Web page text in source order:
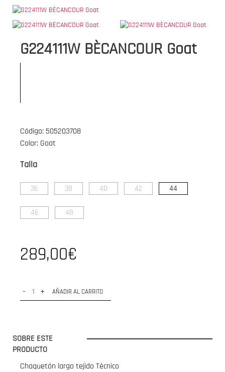
G224111W BÈCANCOUR Goat
Código: 505203708
Color: Goat
Talla
36 38 40 42 44
46 48
289,00€
- + AÑADIR AL CARRITO
SOBRE ESTE
PRODUCTO
Chaquetón largo tejido Técnico